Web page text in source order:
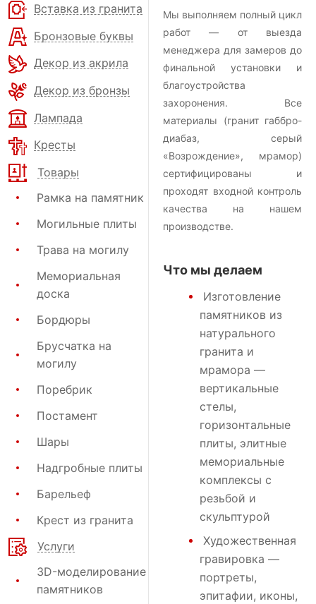
Вставка из гранита
Бронзовые буквы
Декор из акрила
Декор из бронзы
Лампада
Кресты
Товары
Рамка на памятник
Могильные плиты
Трава на могилу
Мемориальная
доска
Бордюры
Брусчатка на
могилу
Поребрик
Постамент
Шары
Надгробные плиты
Барельеф
Крест из гранита
Услуги
3D-моделирование
памятников
Мы выполняем полный цикл
работ — от выезда
менеджера для замеров до
финальной установки и
благоустройства
захоронения. Все
материалы (гранит габбро-
диабаз, серый
«Возрождение», мрамор)
сертифицированы и
проходят входной контроль
качества на нашем
производстве.
Что мы делаем
Изготовление
памятников из
натурального
гранита и
мрамора —
вертикальные
стелы,
горизонтальные
плиты, элитные
мемориальные
комплексы с
резьбой и
скульптурой
Художественная
гравировка —
портреты,
эпитафии, иконы,